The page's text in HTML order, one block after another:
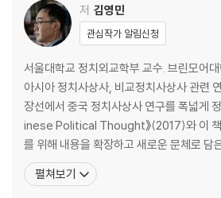
한국의 독립운동: 미시적 독립투쟁을 찾아서
한국의 식민 체험: 침탈, 동화, 정체성
한국의 정치신학: 님의 침묵
2부 한국의 현재
한국의 군사정권: 〈서울의 봄〉과 쿠데타
한국의 민주주의: 소년이 온다
한국의 혁명: 혁명을 끝내는 법
한국의 시민사회: 시민사회의 자율성을 찾아서
저 김영민
관심작가 알림신청
서울대학교 정치외교학부 교수. 브린모어
아시아 정치사상사, 비교정치사상사 관련
장선에서 중국 정치사상사 연구를 폭넓게
inese Political Thought》(2017)와 이 책
를 위해 내용을 확장하고 새로운 문체로 담
21)를 출간했다. 산문집으로 《아침에는 죽
(2018), 《우리가 간신히 희망할 수 있는 것
펼쳐보기